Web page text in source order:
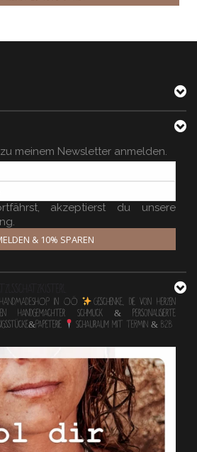
meinem Newsletter anmelden.
akzeptierst du unsere
& 10% SPAREN
in OÖ
Geschenke, die von Herzen
Handgemachter Schmuck & personalisierte
Schauraum mit TERMIN & B2B